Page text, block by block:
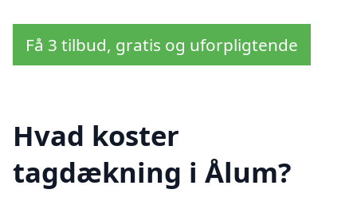
Få 3 tilbud, gratis og uforpligtende
Hvad koster
tagdækning i Ålum?